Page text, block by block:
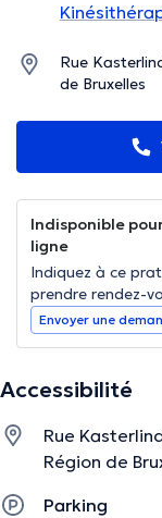
Rue
de Bruxelles
Indisponible
ligne
Indiquez à ce
prendre rendez-
Envoyer une
Accessibilité
Rue
Région de
Parking